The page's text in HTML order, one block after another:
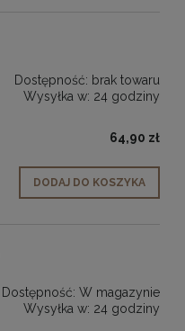
Dostępność: brak towaru
Wysyłka w: 24 godziny
64,90 zł
DODAJ DO KOSZYKA
Dostępność: W magazynie
Wysyłka w: 24 godziny